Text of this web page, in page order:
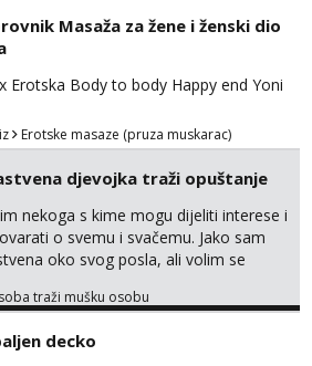
radnim danom (vikendi i noći su za
- vodiš brigu o zdravlju i koristiš
Ne javljajte se: - debele - frajeri i
Masaža za žene i ženski dio
Erotska Body to body Happy end Yoni
Erotske masaze (pruza muskarac)
djevojka traži opuštanje
nekoga s kime mogu dijeliti interese i
o svemu i svačemu. Jako sam
oko svog posla, ali volim se
bi naci nekoga pa da se nemoram
i nadji me tamo, cekam te!
traži mušku osobu
decko